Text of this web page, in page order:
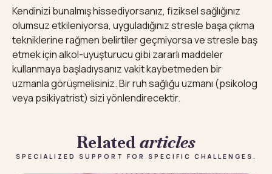
Kendinizi bunalmış hissediyorsanız, fiziksel sağlığınız
olumsuz etkileniyorsa, uyguladığınız stresle başa çıkma
tekniklerine rağmen belirtiler geçmiyorsa ve stresle baş
etmek için alkol-uyuşturucu gibi zararlı maddeler
kullanmaya başladıysanız vakit kaybetmeden bir
uzmanla görüşmelisiniz. Bir ruh sağlığu uzmanı (psikolog
veya psikiyatrist) sizi yönlendirecektir.
Related articles
SPECIALIZED SUPPORT FOR SPECIFIC CHALLENGES.